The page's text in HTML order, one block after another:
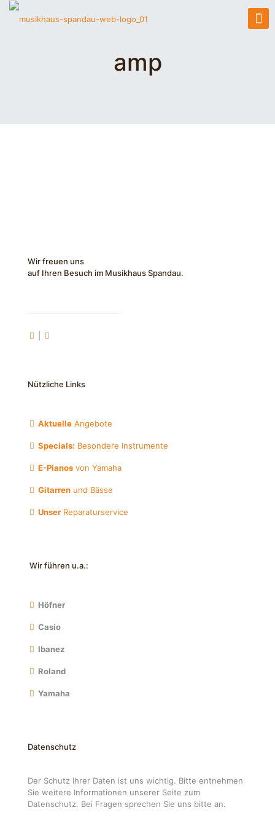
amp
Wir freuen uns
auf Ihren Besuch im Musikhaus Spandau.
Nützliche Links
Aktuelle Angebote
Specials: Besondere Instrumente
E-Pianos von Yamaha
Gitarren und Bässe
Unser Reparaturservice
Wir führen u.a.:
Höfner
Casio
Ibanez
Roland
Yamaha
Datenschutz
Der Schutz Ihrer Daten ist uns wichtig. Bitte entnehmen
Sie weitere Informationen unserer Seite zum
Datenschutz. Bei Fragen sprechen Sie uns bitte an.